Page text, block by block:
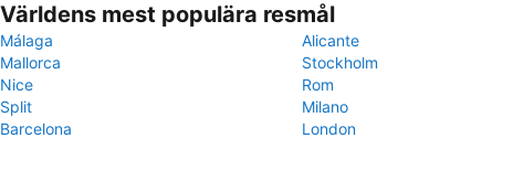
Världens mest populära resmål
Málaga
Alicante
Mallorca
Stockholm
Nice
Rom
Split
Milano
Barcelona
London